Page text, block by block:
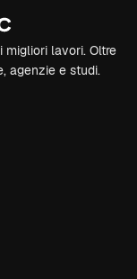
migliori lavori. Oltre
agenzie e studi.